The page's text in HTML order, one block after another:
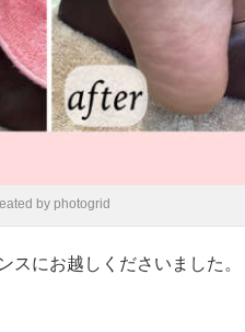
by photogrid
スにお越しくださいました。